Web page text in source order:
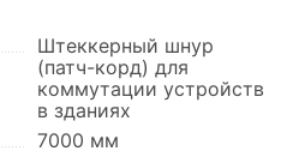
Штеккерный шнур
(патч-корд) для
коммутации устройств
в зданиях
7000 мм